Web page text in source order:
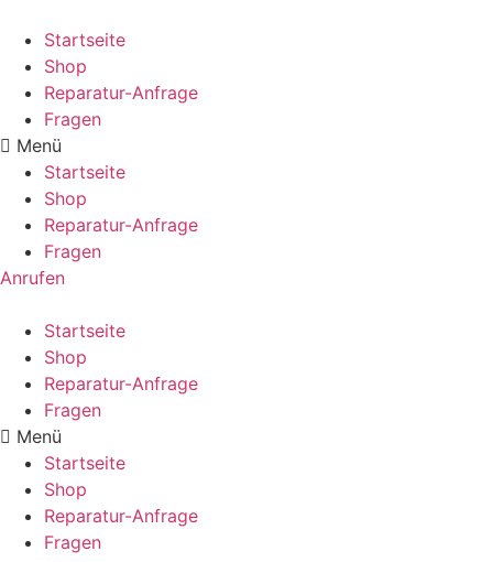
Startseite
Shop
Reparatur-Anfrage
Fragen
Menü
Startseite
Shop
Reparatur-Anfrage
Fragen
Anrufen
Startseite
Shop
Reparatur-Anfrage
Fragen
Menü
Startseite
Shop
Reparatur-Anfrage
Fragen